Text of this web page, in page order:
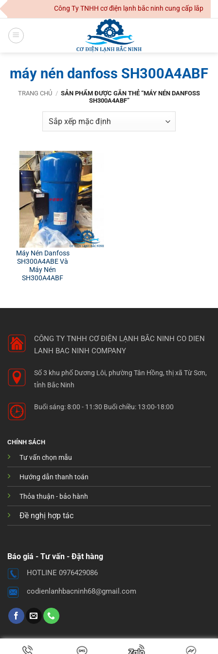
Skip
to
content
Công Ty TNHH cơ điện lạnh bắc ninh cung cấp lắp
máy nén danfoss SH300A4ABF
TRANG CHỦ / SẢN PHẨM ĐƯỢC GẮN THẺ “MÁY NÉN DANFOSS
SH300A4ABF”
Máy Nén Danfoss
SH300A4ABE Và
Máy Nén
SH300A4ABF
CÔNG TY TNHH CƠ ĐIỆN LẠNH BẮC NINH CO DIEN
LANH BAC NINH COMPANY
Số 3 khu phố Dương Lôi, phường Tân Hồng, thị xã Từ Sơn,
tỉnh Bắc Ninh
Buổi sáng: 8:00 - 11:30 Buổi chiều: 13:00-18:00
CHÍNH SÁCH
Tư vấn chọn mẫu
Hướng dẫn thanh toán
Thỏa thuận - bảo hành
Đề nghị hợp tác
Báo giá - Tư vấn - Đặt hàng
HOTLINE 0976429086
codienlanhbacninh68@gmail.com